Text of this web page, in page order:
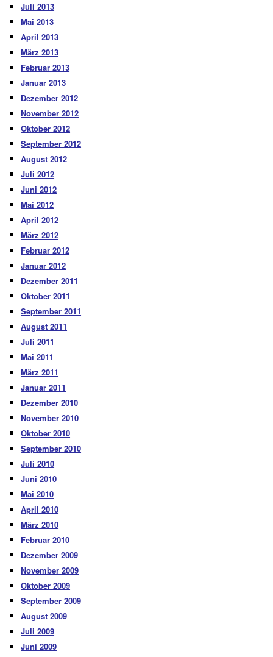
Juli 2013
Mai 2013
April 2013
März 2013
Februar 2013
Januar 2013
Dezember 2012
November 2012
Oktober 2012
September 2012
August 2012
Juli 2012
Juni 2012
Mai 2012
April 2012
März 2012
Februar 2012
Januar 2012
Dezember 2011
Oktober 2011
September 2011
August 2011
Juli 2011
Mai 2011
März 2011
Januar 2011
Dezember 2010
November 2010
Oktober 2010
September 2010
Juli 2010
Juni 2010
Mai 2010
April 2010
März 2010
Februar 2010
Dezember 2009
November 2009
Oktober 2009
September 2009
August 2009
Juli 2009
Juni 2009